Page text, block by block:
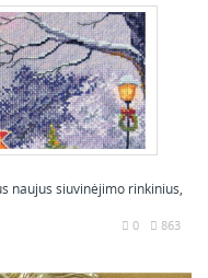
naujus siuvinėjimo rinkinius,
863
0